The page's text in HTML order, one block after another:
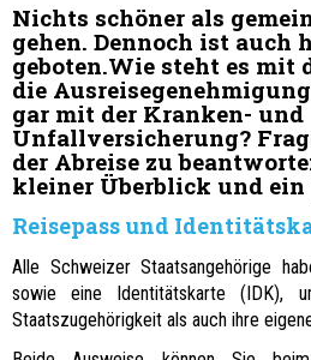
Nichts schöner als
gehen. Dennoch ist auch
geboten.Wie steht es mit
die
gar mit der Kranken- und
Unfallversicherung?
der Abreise zu
kleiner Überblick und ein
Reisepass und
Alle Schweizer Staatsangehörige
sowie eine Identitätskarte (IDK),
Staatszugehörigkeit als auch ihre